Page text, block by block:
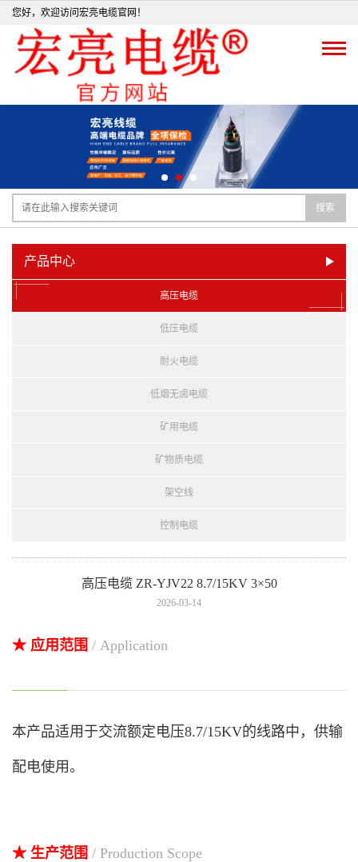
您好，欢迎访问宏亮电缆官网！
搜索
产品中心
高压电缆
低压电缆
耐火电缆
低烟无卤电缆
矿用电缆
矿物质电缆
架空线
控制电缆
高压电缆 ZR-YJV22 8.7/15KV 3×50
2026-03-14
★ 应用范围 / Application
本产品适用于交流额定电压8.7/15KV的线路中，供输
配电使用。
★ 生产范围 / Production Scope